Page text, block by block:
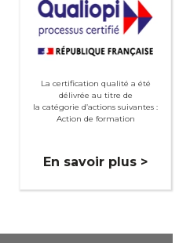
La certification qualité a été
délivrée au titre de
la catégorie d’actions suivantes :
Action de formation
En savoir plus >